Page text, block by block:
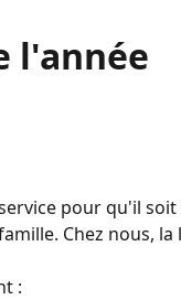
l'année
pour qu'il soit
Chez nous,
: